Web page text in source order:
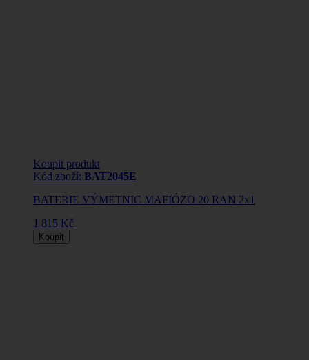
Koupit produkt
Kód zboží: BAT2045E
BATERIE VÝMETNIC MAFIÓZO 20 RAN 2x1
1 815 Kč
Koupit